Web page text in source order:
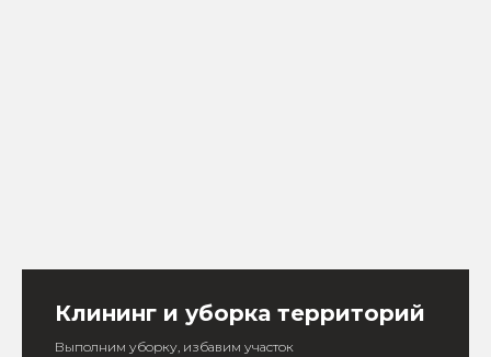
Клининг и уборка территорий
Выполним уборку, избавим участок